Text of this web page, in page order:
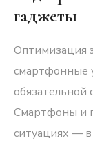
гаджеты
Оптимизация
смартфонные
Смартфоны и
ситуациях —